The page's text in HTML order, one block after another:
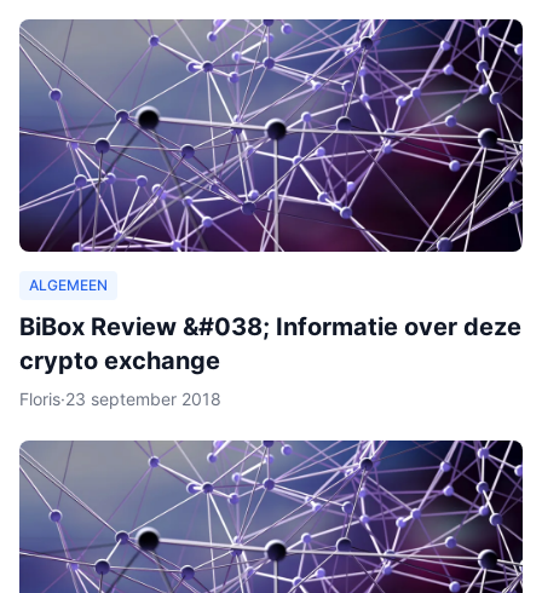
ALGEMEEN
BiBox Review &#038; Informatie over deze
crypto exchange
Floris·23 september 2018